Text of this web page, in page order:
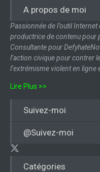
Catégories
A propos de moi
Passionnée de l’outil
productrice de contenu pour
Consultante pour
l’action civique pour contrer
l’extrémisme violent en ligne
Lire Plus >>
Suivez-moi
@Suivez-moi